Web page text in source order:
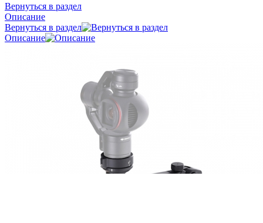
Вернуться в раздел
Описание
Вернуться в раздел
Описание